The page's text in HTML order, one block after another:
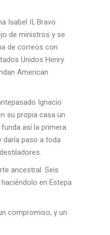
Isabel II, Bravo
de ministros y se
de correos con
Unidos Henry
American
Ignacio
su propia casa un
así la primera
daría paso a toda
ancestral. Seis
en Estepa
compromiso, y un